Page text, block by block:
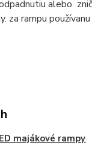
alebo
za rampu
majákové rampy